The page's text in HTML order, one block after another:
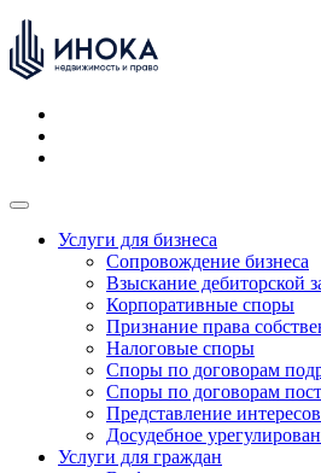
Услуги для бизнеса
Сопровождение бизнеса
Взыскание дебиторской
Корпоративные споры
Признание права
Налоговые споры
Споры по договорам
Споры по договорам
Представление
Досудебное
Услуги для граждан